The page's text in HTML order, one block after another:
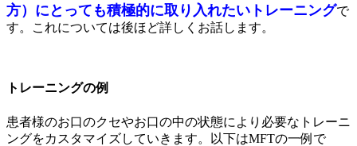
方）にとっても積極的に取り入れたいトレーニングで
す。これについては後ほど詳しくお話します。
トレーニングの例
患者様のお口のクセやお口の中の状態により必要なトレーニ
ングをカスタマイズしていきます。以下はMFTの一例で